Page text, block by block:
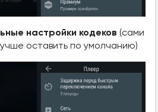
настройки кодеков (сами
оставить по умолчанию)